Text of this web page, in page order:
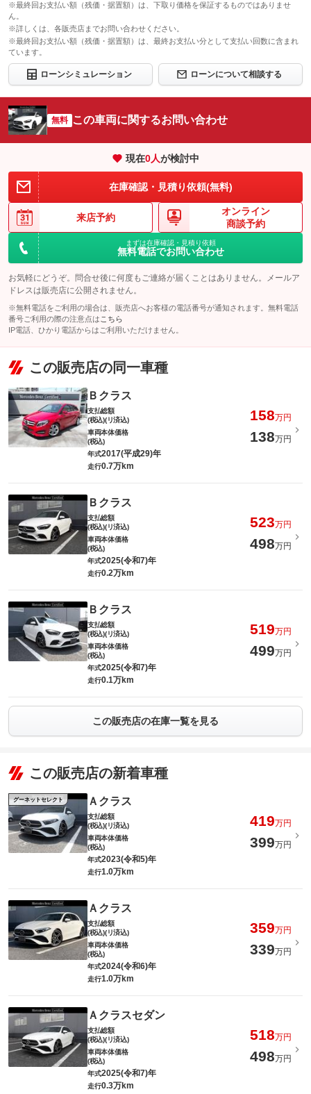
※最終回お支払い額（残価・据置額）は、下取り価格を保証するものではありませ
ん。
※詳しくは、各販売店までお問い合わせください。
※最終回お支払い額（残価・据置額）は、最終お支払い分として支払い回数に含まれ
ています。
ローンシミュレーション ローンについて相談する
無料 この車両に関するお問い合わせ
現在0人が検討中
在庫確認・見積り依頼(無料)
来店予約
オンライン
商談予約
まずは在庫確認・見積り依頼
無料電話でお問い合わせ
お気軽にどうぞ。問合せ後に何度もご連絡が届くことはありません。メールア
ドレスは販売店に公開されません。
※無料電話をご利用の場合は、販売店へお客様の電話番号が通知されます。無料電話
番号ご利用の際の注意点は こちら
IP電話、ひかり電話からはご利用いただけません。
この販売店の同一車種
Ｂクラス
支払総額
(税込)(リ済込)
158万円
車両本体価格
(税込)
138万円
年式2017(平成29)年
走行0.7万km
Ｂクラス
支払総額
(税込)(リ済込)
523万円
車両本体価格
(税込)
498万円
年式2025(令和7)年
走行0.2万km
Ｂクラス
支払総額
(税込)(リ済込)
519万円
車両本体価格
(税込)
499万円
年式2025(令和7)年
走行0.1万km
この販売店の在庫一覧を見る
この販売店の新着車種
グーネットセレクト Ａクラス
支払総額
(税込)(リ済込)
419万円
車両本体価格
(税込)
399万円
年式2023(令和5)年
走行1.0万km
Ａクラス
支払総額
(税込)(リ済込)
359万円
車両本体価格
(税込)
339万円
年式2024(令和6)年
走行1.0万km
Ａクラスセダン
支払総額
(税込)(リ済込)
518万円
車両本体価格
(税込)
498万円
年式2025(令和7)年
走行0.3万km